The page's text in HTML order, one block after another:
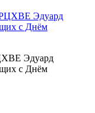
Эдуард
с Днём